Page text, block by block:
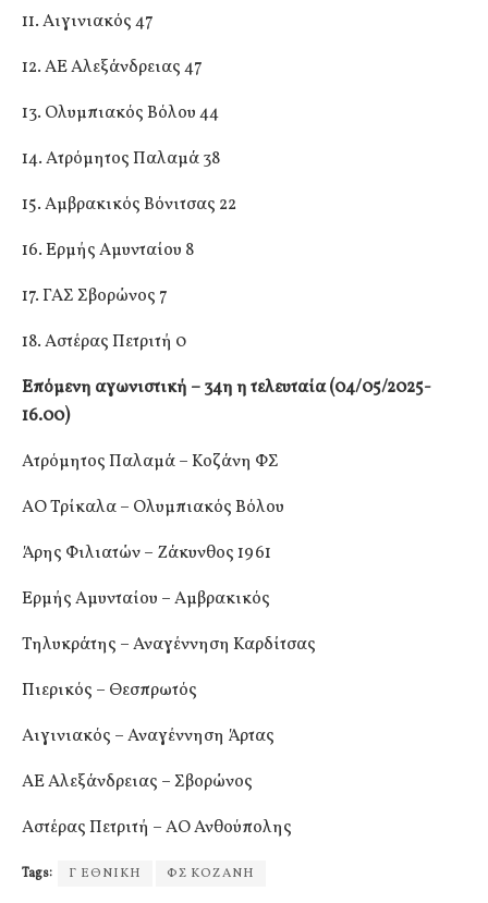
11. Αιγινιακός 47
12. ΑΕ Αλεξάνδρειας 47
13. Ολυμπιακός Βόλου 44
14. Ατρόμητος Παλαμά 38
15. Αμβρακικός Βόνιτσας 22
16. Ερμής Αμυνταίου 8
17. ΓΑΣ Σβορώνος 7
18. Αστέρας Πετριτή 0
Επόμενη αγωνιστική – 34η η τελευταία (04/05/2025-
16.00)
Ατρόμητος Παλαμά – Κοζάνη ΦΣ
ΑΟ Τρίκαλα – Ολυμπιακός Βόλου
Άρης Φιλιατών – Ζάκυνθος 1961
Ερμής Αμυνταίου – Αμβρακικός
Τηλυκράτης – Αναγέννηση Καρδίτσας
Πιερικός – Θεσπρωτός
Αιγινιακός – Αναγέννηση Άρτας
ΑΕ Αλεξάνδρειας – Σβορώνος
Αστέρας Πετριτή – ΑΟ Ανθούπολης
Tags: Γ ΕΘΝΙΚΗ ΦΣ ΚΟΖΑΝΗ